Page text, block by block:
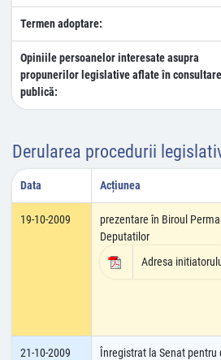
Termen adoptare:
Opiniile persoanelor interesate asupra
propunerilor legislative aflate în consultare
publică:
Derularea procedurii
Data Acțiunea
19-10-2009
prezentare în Biroul
Deputatilor
Adresa
21-10-2009
Înregistrat la Senat pentru